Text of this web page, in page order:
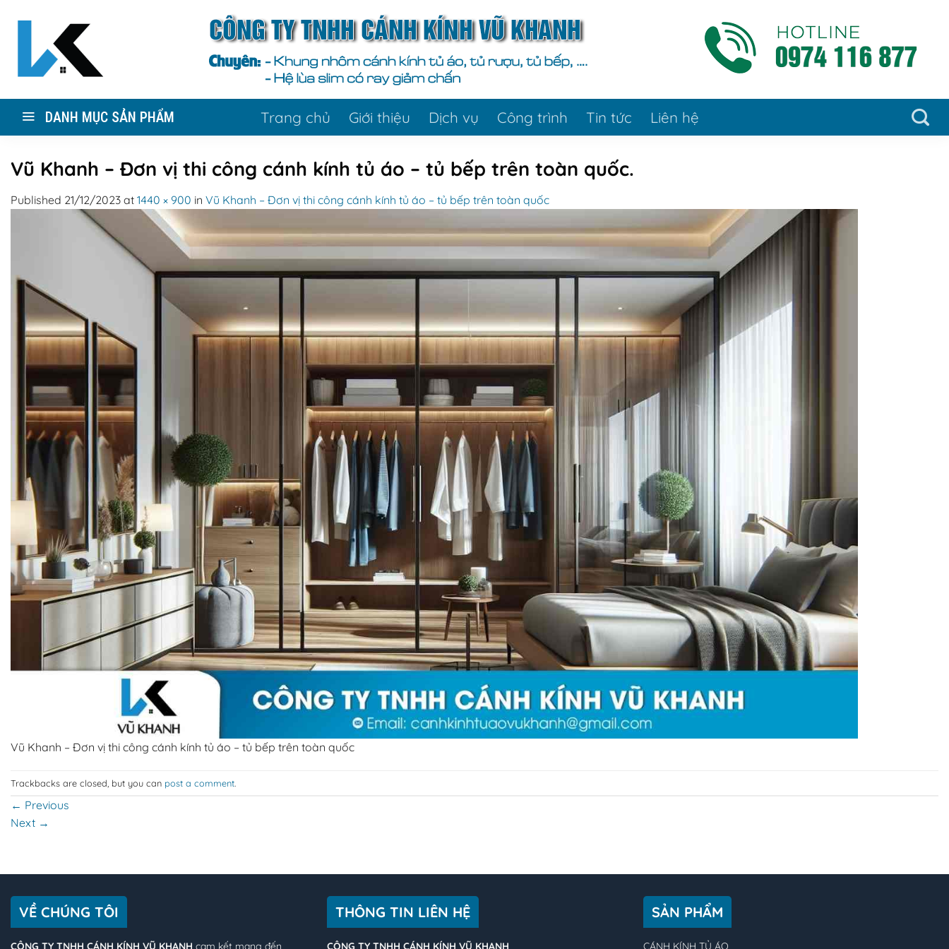
DANH MỤC SẢN PHẨM Trang chủ Giới thiệu Dịch vụ Công trình Tin tức Liên hệ
Vũ Khanh – Đơn vị thi công cánh kính tủ áo – tủ bếp trên toàn quốc.
Published 21/12/2023 at 1440 × 900 in Vũ Khanh – Đơn vị thi công cánh kính tủ áo – tủ bếp trên toàn quốc
Vũ Khanh – Đơn vị thi công cánh kính tủ áo – tủ bếp trên toàn quốc
Trackbacks are closed, but you can post a comment.
← Previous
Next →
VỀ CHÚNG TÔI THÔNG TIN LIÊN HỆ SẢN PHẨM